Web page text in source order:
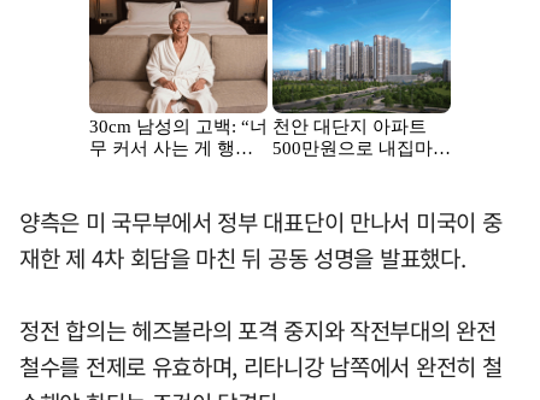
양측은 미 국무부에서 정부 대표단이 만나서 미국이 중
재한 제 4차 회담을 마친 뒤 공동 성명을 발표했다.
정전 합의는 헤즈볼라의 포격 중지와 작전부대의 완전
철수를 전제로 유효하며, 리타니강 남쪽에서 완전히 철